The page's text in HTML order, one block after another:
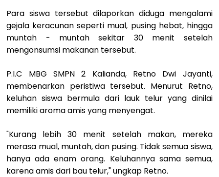
Para siswa tersebut dilaporkan diduga mengalami
gejala keracunan seperti mual, pusing hebat, hingga
muntah - muntah sekitar 30 menit setelah
mengonsumsi makanan tersebut.
P.I.C MBG SMPN 2 Kalianda, Retno Dwi Jayanti,
membenarkan peristiwa tersebut. Menurut Retno,
keluhan siswa bermula dari lauk telur yang dinilai
memiliki aroma amis yang menyengat.
"Kurang lebih 30 menit setelah makan, mereka
merasa mual, muntah, dan pusing. Tidak semua siswa,
hanya ada enam orang. Keluhannya sama semua,
karena amis dari bau telur," ungkap Retno.